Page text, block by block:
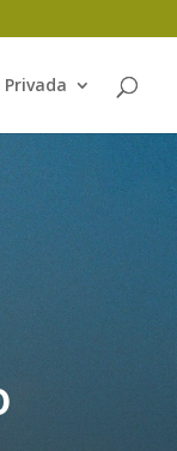
Privada